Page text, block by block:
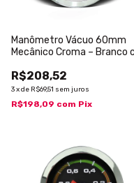
Manômetro Vácuo 60mm
Mecânico Croma – Branco
R$208,52
3xde R$69,51 sem juros
R$198,09 com Pix